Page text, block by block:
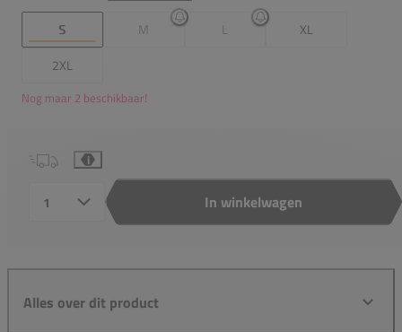
S M L
XL
2XL
Nog maar 2 beschikbaar!
i
In winkelwagen
Alles over dit product